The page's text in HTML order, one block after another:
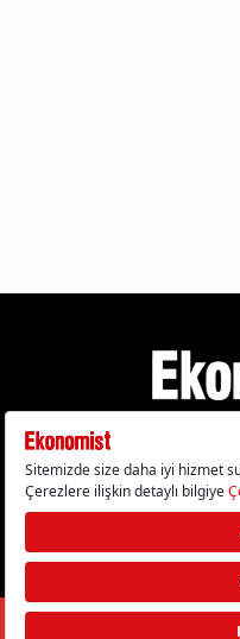
Gizlilik Politikası
KVKK Metni